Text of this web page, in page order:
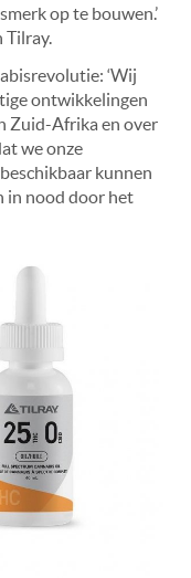
op te bouwen.’
Tilray.
‘Wij
ontwikkelingen
Zuid-Afrika en over
we onze
kunnen
in nood door het